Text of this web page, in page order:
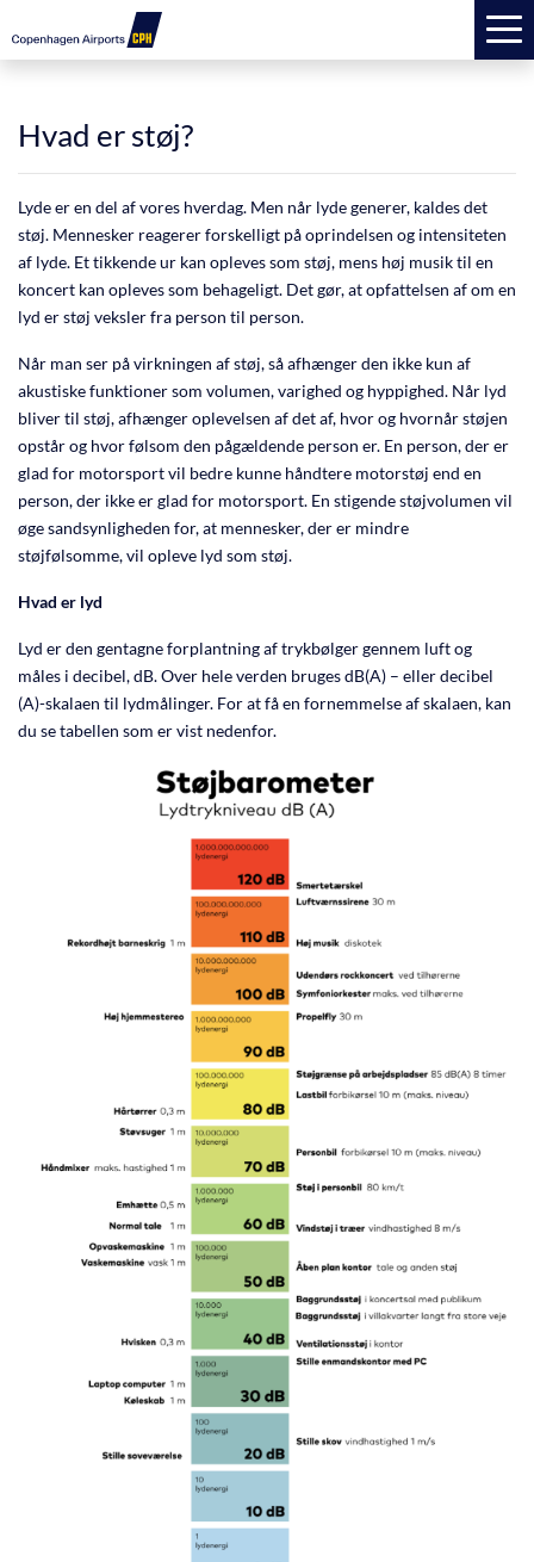
OM STØJ
STØJKRAV
STØJMÅLING
FLIGHT TRACKER
NYE FLYTYPER
DOKUMENTER
INFO
FAQ
Hvad er støj?
Lyde er en del af vores hverdag. Men når lyde generer, kaldes det
støj. Mennesker reagerer forskelligt på oprindelsen og intensiteten
af lyde. Et tikkende ur kan opleves som støj, mens høj musik til en
koncert kan opleves som behageligt. Det gør, at opfattelsen af om en
lyd er støj veksler fra person til person.
Når man ser på virkningen af støj, så afhænger den ikke kun af
akustiske funktioner som volumen, varighed og hyppighed. Når lyd
bliver til støj, afhænger oplevelsen af det af, hvor og hvornår støjen
opstår og hvor følsom den pågældende person er. En person, der er
glad for motorsport vil bedre kunne håndtere motorstøj end en
person, der ikke er glad for motorsport. En stigende støjvolumen vil
øge sandsynligheden for, at mennesker, der er mindre
støjfølsomme, vil opleve lyd som støj.
Hvad er lyd
Lyd er den gentagne forplantning af trykbølger gennem luft og
måles i decibel, dB. Over hele verden bruges dB(A) – eller decibel
(A)-skalaen til lydmålinger. For at få en fornemmelse af skalaen, kan
du se tabellen som er vist nedenfor.